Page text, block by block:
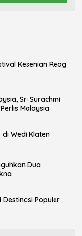
Kesenian Reog
Sri Surachmi
Malaysia
di Wedi Klaten
Dua
Populer